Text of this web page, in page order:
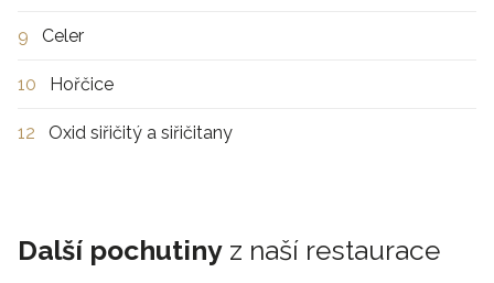
9 Celer
10 Hořčice
12 Oxid siřičitý a siřičitany
Další pochutiny z naší restaurace